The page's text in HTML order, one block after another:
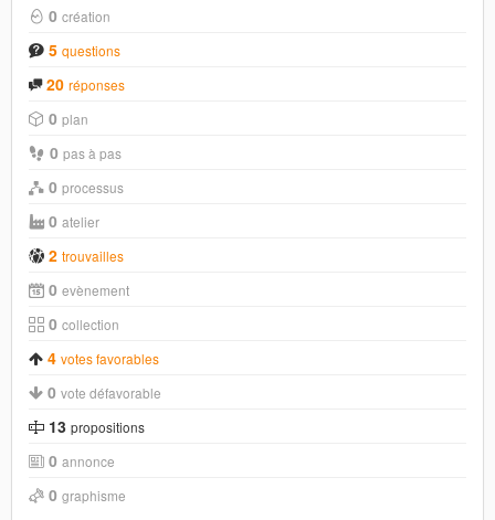
0 création
5 questions
20 réponses
0 plan
0 pas à pas
0 processus
0 atelier
2 trouvailles
0 evènement
0 collection
4 votes favorables
0 vote défavorable
13 propositions
0 annonce
0 graphisme